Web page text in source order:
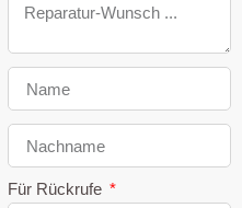
Für Rückrufe